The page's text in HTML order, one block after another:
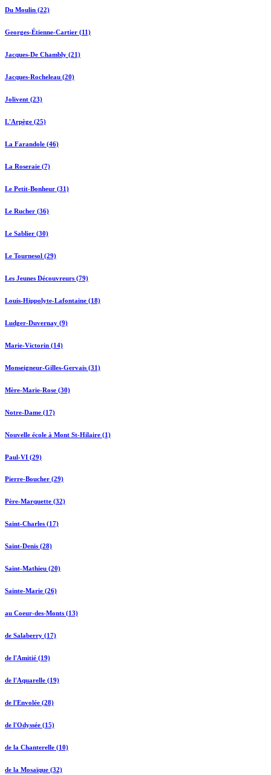
Du Moulin (22)
Georges-Étienne-Cartier (11)
Jacques-De Chambly (21)
Jacques-Rocheleau (20)
Jolivent (23)
L'Arpège (25)
La Farandole (46)
La Roseraie (7)
Le Petit-Bonheur (31)
Le Rucher (36)
Le Sablier (30)
Le Tournesol (29)
Les Jeunes Découvreurs (79)
Louis-Hippolyte-Lafontaine (18)
Ludger-Duvernay (9)
Marie-Victorin (14)
Monseigneur-Gilles-Gervais (31)
Mère-Marie-Rose (30)
Notre-Dame (17)
Nouvelle école à Mont St-Hilaire (1)
Paul-VI (29)
Pierre-Boucher (29)
Père-Marquette (32)
Saint-Charles (17)
Saint-Denis (28)
Saint-Mathieu (20)
Sainte-Marie (26)
au Coeur-des-Monts (13)
de Salaberry (17)
de l'Amitié (19)
de l'Aquarelle (19)
de l'Envolée (28)
de l'Odyssée (15)
de la Chanterelle (10)
de la Mosaïque (32)